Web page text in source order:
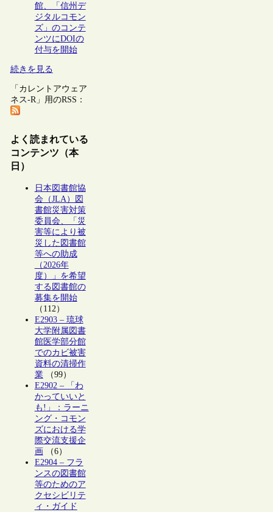
館、「信州デ
ジタルコモン
ズ」のコンテ
ンツにDOIの
付与を開始
続きを見る
「カレントアウェア
ネス-R」用のRSS：
よく読まれている
コンテンツ（本
日）
日本図書館協
会（JLA）図
書館災害対策
委員会、「災
害等により被
災した図書館
等への助成
（2026年
度）」を希望
する図書館の
募集を開始
（112）
E2903 – 琉球
大学附属図書
館医学部分館
でのカビ被害
資料の清掃作
業（99）
E2902 – 「わ
かっていいと
も!」：ラーニ
ング・コモン
ズにおける学
際交流支援企
画 （6）
E2904 – フラ
ンスの図書館
等のためのア
クセシビリテ
ィ・ガイド